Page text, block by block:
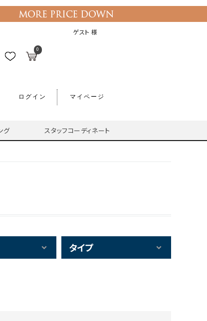
ゲスト 様
0
ログイン マイページ
グ スタッフコーディネート
タイプ